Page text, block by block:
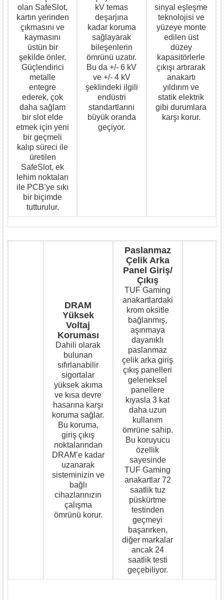
olan SafeSlot,
kartın yerinden
çıkmasını ve
kaymasını
üstün bir
şekilde önler.
Güçlendirici
metalle
entegre
ederek, çok
daha sağlam
bir slot elde
etmek için yeni
bir geçmeli
kalıp süreci ile
üretilen
SafeSlot, ek
lehim noktaları
ile PCB’ye sıkı
bir biçimde
tutturulur.
kV temas
deşarjına
kadar koruma
sağlayarak
bileşenlerin
ömrünü uzatır.
Bu da +/- 6 kV
ve +/- 4 kV
şeklindeki ilgili
endüstri
standartlarını
büyük oranda
geçiyor.
sinyal eşleşme
teknolojisi ve
yüzeye monte
edilen üst
düzey
kapasitörlerle
çıkışı artırarak
anakartı
yıldırım ve
statik elektrik
gibi durumlara
karşı korur.
DRAM
Yüksek
Voltaj
Koruması
Dahili olarak
bulunan
sıfırlanabilir
sigortalar
yüksek akıma
ve kısa devre
hasarına karşı
koruma sağlar.
Bu koruma,
giriş çıkış
noktalarından
DRAM’e kadar
uzanarak
sisteminizin ve
bağlı
cihazlarınızın
çalışma
ömrünü korur.
Paslanmaz
Çelik Arka
Panel Giriş/
Çıkış
TUF Gaming
anakartlardaki
krom oksitle
bağlanmış,
aşınmaya
dayanıklı
paslanmaz
çelik arka giriş
çıkış panelleri
geleneksel
panellere
kıyasla 3 kat
daha uzun
kullanım
ömrüne sahip.
Bu koruyucu
özellik
sayesinde
TUF Gaming
anakartlar 72
saatlik tuz
püskürtme
testinden
geçmeyi
başarırken,
diğer markalar
ancak 24
saatlik testi
geçebiliyor.